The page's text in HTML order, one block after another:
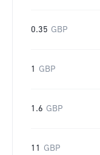
0.35 GBP
1 GBP
1.6 GBP
11 GBP